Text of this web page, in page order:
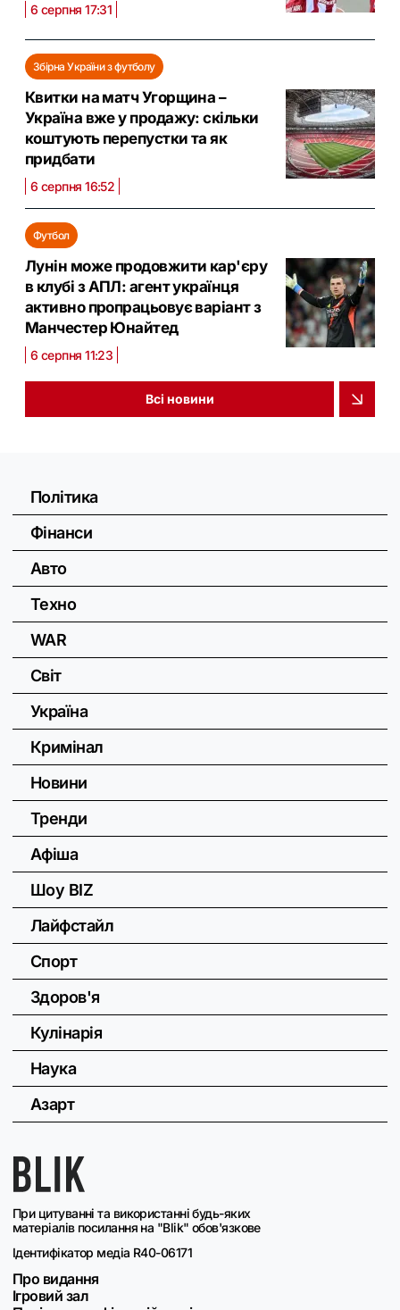
6 серпня 17:31
Збірна України з футболу
Квитки на матч Угорщина –
Україна вже у продажу: скільки
коштують перепустки та як
придбати
6 серпня 16:52
Футбол
Лунін може продовжити кар'єру
в клубі з АПЛ: агент українця
активно пропрацьовує варіант з
Манчестер Юнайтед
6 серпня 11:23
Всі новини
При цитуванні та використанні будь-яких
матеріалів посилання на "Blik" обов'язкове
Ідентифікатор медіа R40-06171
Про видання
Ігровий зал
Політика
Фінанси
Авто
Техно
WAR
Світ
Україна
Кримінал
Новини
Тренди
Афіша
Шоу BIZ
Лайфстайл
Спорт
Здоров'я
Кулінарія
Наука
Азарт